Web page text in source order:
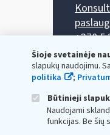
Šioje svetainėje
slapukų naudojimu.
politika
;
Būtinieji
Naudojami
funkcijas. Be šių
+370 5
Darbo